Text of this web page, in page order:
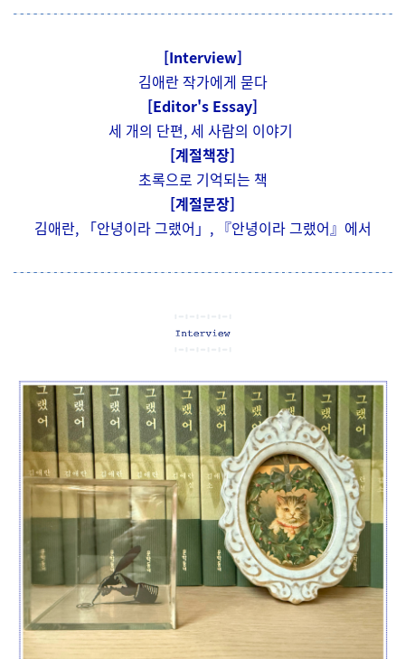
[Interview]
김애란 작가에게 묻다
[Editor's Essay]
세 개의 단편, 세 사람의 이야기
[계절책장]
초록으로 기억되는 책
[계절문장]
김애란, 「안녕이라 그랬어」, 『안녕이라 그랬어』에서